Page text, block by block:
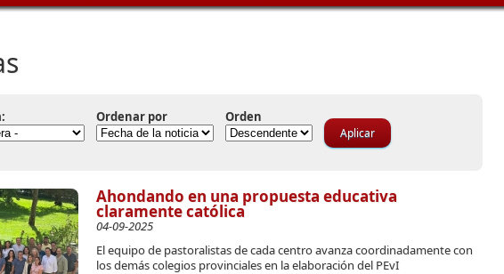
usted aquí
Ordenar por Orden
Ahondando en una propuesta educativa
claramente católica
04-09-2025
El equipo de pastoralistas de cada centro avanza coordinadamente con
los demás colegios provinciales en la elaboración del PEvI